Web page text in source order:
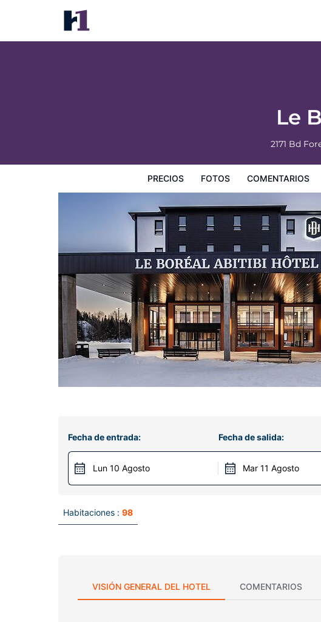
Le
2171 Bd
PRECIOS FOTOS COMENTARIOS
Le Boréal Abitibi Hôtel
Precios
Fecha de entrada:
Lun 10 Agosto
Fecha de salida:
Mar 11 Agosto
Habitaciones : 98
VISIÓN GENERAL DEL HOTEL COMENTARIOS